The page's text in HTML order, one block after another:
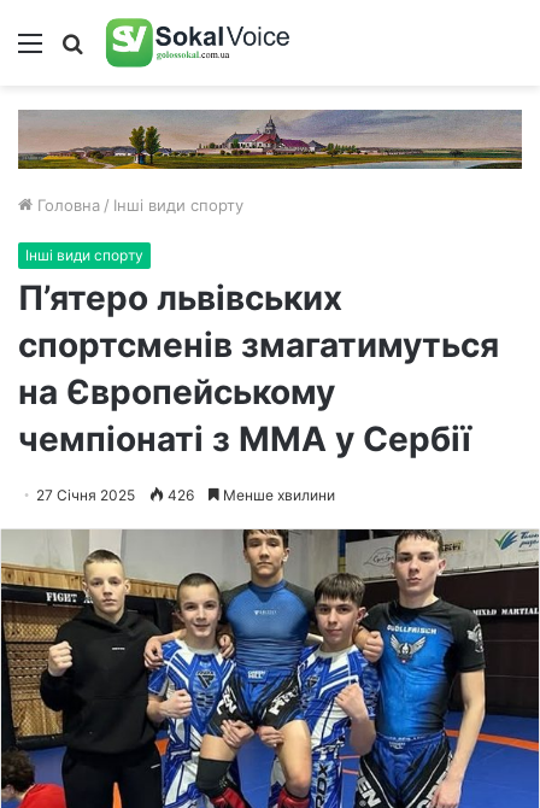
Меню Пошук
Головна / Інші види спорту
Інші види спорту
П’ятеро львівських
спортсменів змагатимуться
на Європейському
чемпіонаті з ММА у Сербії
27 Січня 2025 426 Менше хвилини